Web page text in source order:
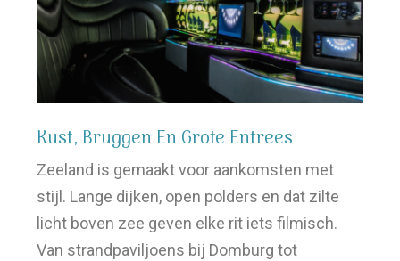
Kust, Bruggen En Grote Entrees
Zeeland is gemaakt voor aankomsten met
stijl. Lange dijken, open polders en dat zilte
licht boven zee geven elke rit iets filmisch.
Van strandpaviljoens bij Domburg tot